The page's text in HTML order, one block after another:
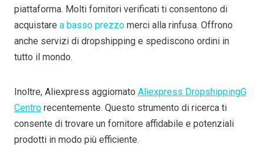
piattaforma. Molti fornitori verificati ti consentono di
acquistare a basso prezzo merci alla rinfusa. Offrono
anche servizi di dropshipping e spediscono ordini in
tutto il mondo.
Inoltre, Aliexpress aggiornato Aliexpress DropshippingG
Centro recentemente. Questo strumento di ricerca ti
consente di trovare un fornitore affidabile e potenziali
prodotti in modo più efficiente.